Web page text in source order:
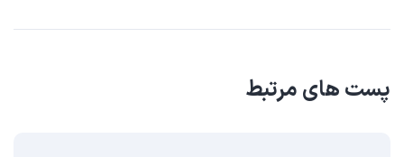
پست های مرتبط